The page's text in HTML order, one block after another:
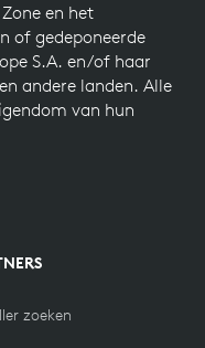
en het
of gedeponeerde
S.A. en/of haar
andere landen. Alle
van hun
zoeken